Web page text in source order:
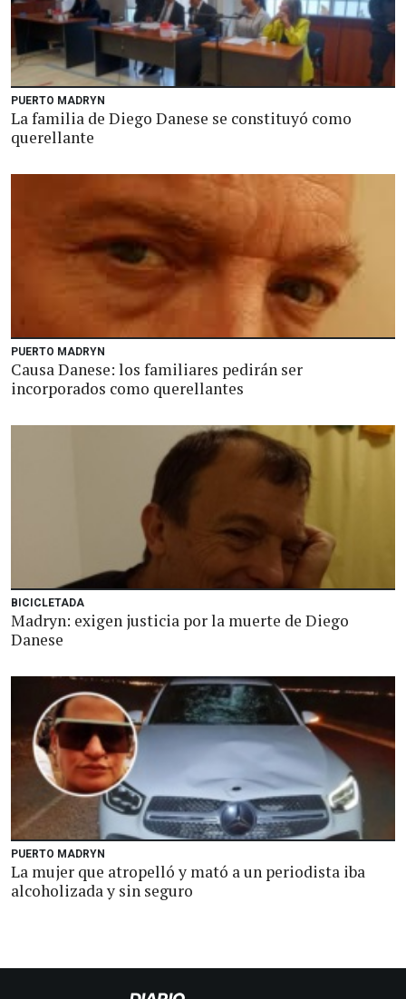
PUERTO MADRYN
La familia de Diego Danese se constituyó como
querellante
PUERTO MADRYN
Causa Danese: los familiares pedirán ser
incorporados como querellantes
BICICLETADA
Madryn: exigen justicia por la muerte de Diego
Danese
PUERTO MADRYN
La mujer que atropelló y mató a un periodista iba
alcoholizada y sin seguro